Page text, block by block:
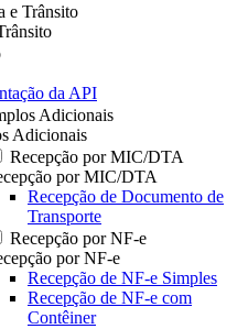
e Trânsito
da API
Adicionais
Adicionais
Recepção por MIC/DTA
por MIC/DTA
Recepção de Documento de
Transporte
Recepção por NF-e
por NF-e
Recepção de NF-e Simples
Recepção de NF-e com
Contêiner